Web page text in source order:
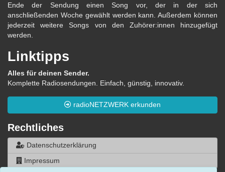
Ende der Sendung einen Song vor, der in der sich
anschließenden Woche gewählt werden kann. Außerdem können
jederzeit weitere Songs von den Zuhörer:innen hinzugefügt
werden.
Linktipps
Alles für deinen Sender.
Komplette Radiosendungen. Einfach, günstig, innovativ.
radioNETZWERK erkunden
Rechtliches
Datenschutzerklärung
Impressum